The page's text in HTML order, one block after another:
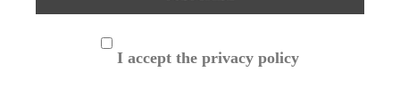
I accept the privacy policy